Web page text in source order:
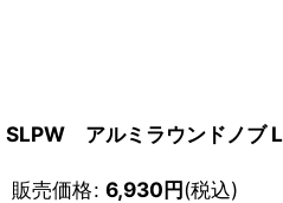
SLPW アルミラウンドノブ
販売価格: 6,930円(税込)